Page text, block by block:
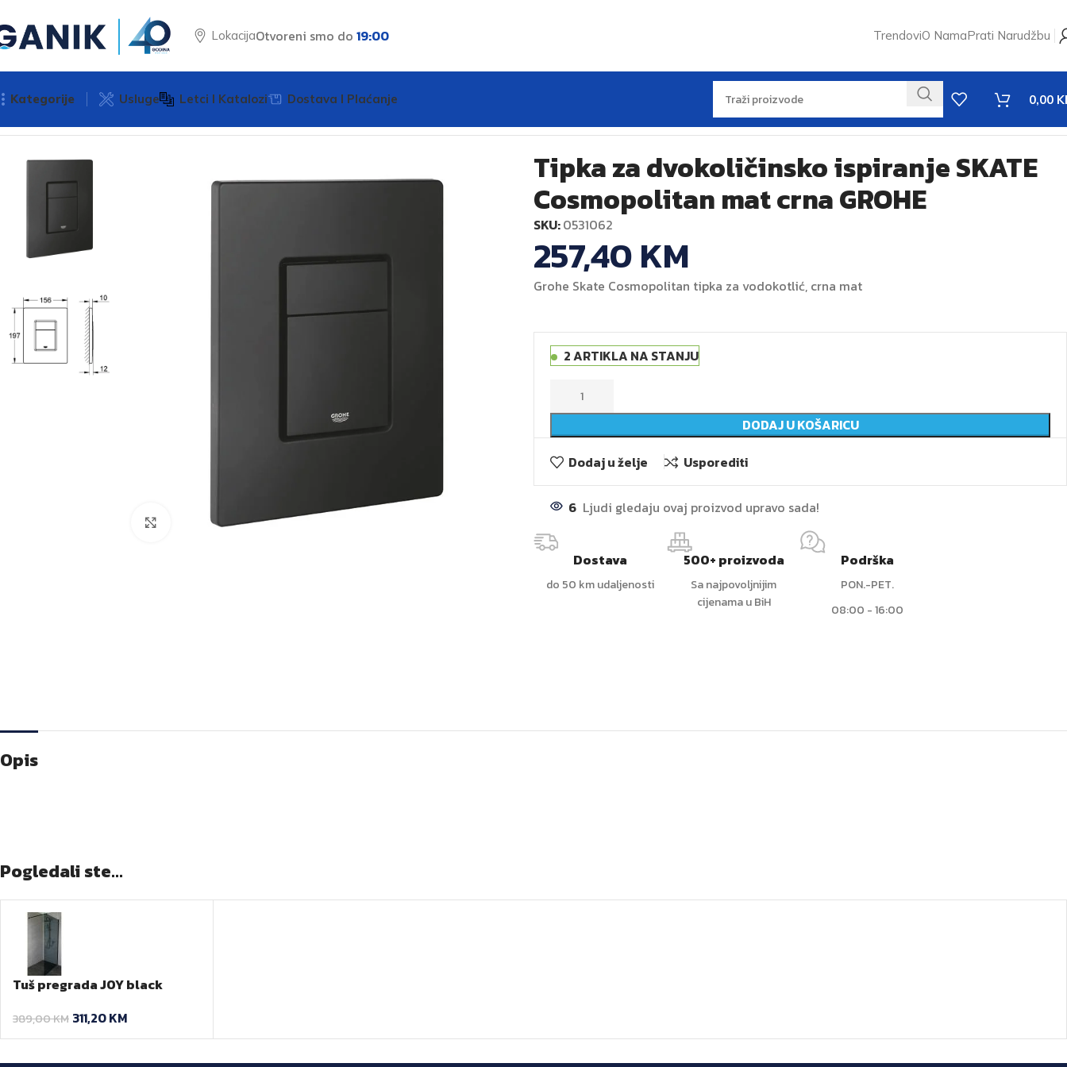
LokacijaOtvoreni smo do 19:00 TrendoviO NamaPrati Narudžbu
Kategorije Usluge Letci I Katalozi Dostava I Plaćanje 0,00
Kliknite za veću sliku
Tipka za dvokoličinsko ispiranje SKATE
Cosmopolitan mat crna GROHE
SKU:0531062
257,40KM
Grohe Skate Cosmopolitan tipka za vodokotlić, crna mat
2 ARTIKLA NA STANJU
DODAJ U KOŠARICU
Dodaj u želje
Usporediti
6 Ljudi gledaju ovaj proizvod upravo sada!
Dostava
do 50 km udaljenosti
500+ proizvoda
Sa najpovoljnijim
cijenama u BiH
Podrška
PON.-PET.
08:00 - 16:00
Opis
Pogledali ste...
Tuš pregrada JOY black
389,00KM 311,20KM